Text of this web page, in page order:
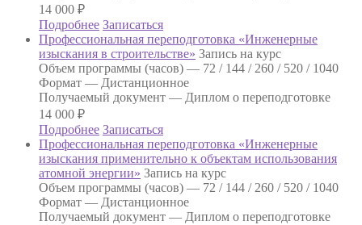
14 000 ₽
Подробнее Записаться
Профессиональная переподготовка «Инженерные
изыскания в строительстве» Запись на курс
Объем программы (часов) — 72 / 144 / 260 / 520 / 1040
Формат — Дистанционное
Получаемый документ — Диплом о переподготовке
14 000 ₽
Подробнее Записаться
Профессиональная переподготовка «Инженерные
изыскания применительно к объектам использования
атомной энергии» Запись на курс
Объем программы (часов) — 72 / 144 / 260 / 520 / 1040
Формат — Дистанционное
Получаемый документ — Диплом о переподготовке